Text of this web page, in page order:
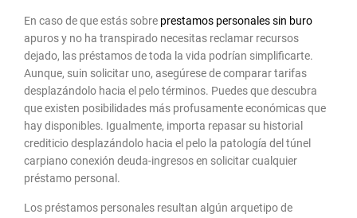
En caso de que estás sobre prestamos personales sin buro
apuros y no ha transpirado necesitas reclamar recursos
dejado, las préstamos de toda la vida podrían simplificarte.
Aunque, suin solicitar uno, asegúrese de comparar tarifas
desplazándolo hacia el pelo términos. Puedes que descubra
que existen posibilidades más profusamente económicas que
hay disponibles. Igualmente, importa repasar su historial
crediticio desplazándolo hacia el pelo la patologí­a del túnel
carpiano conexión deuda-ingresos en solicitar cualquier
préstamo personal.
Los préstamos personales resultan algún arquetipo de